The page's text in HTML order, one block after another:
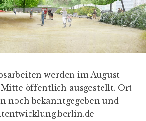
werden im August
Mitte öffentlich ausgestellt. Ort
noch bekanntgegeben und